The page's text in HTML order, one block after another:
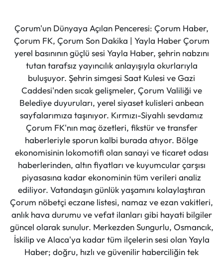
Çorum'un Dünyaya Açılan Penceresi: Çorum Haber,
Çorum FK, Çorum Son Dakika | Yayla Haber Çorum
yerel basınının güçlü sesi Yayla Haber, şehrin nabzını
tutan tarafsız yayıncılık anlayışıyla okurlarıyla
buluşuyor. Şehrin simgesi Saat Kulesi ve Gazi
Caddesi'nden sıcak gelişmeler, Çorum Valiliği ve
Belediye duyuruları, yerel siyaset kulisleri anbean
sayfalarımıza taşınıyor. Kırmızı-Siyahlı sevdamız
Çorum FK'nın maç özetleri, fikstür ve transfer
haberleriyle sporun kalbi burada atıyor. Bölge
ekonomisinin lokomotifi olan sanayi ve ticaret odası
haberlerinden, altın fiyatları ve kuyumcular çarşısı
piyasasına kadar ekonominin tüm verileri analiz
ediliyor. Vatandaşın günlük yaşamını kolaylaştıran
Çorum nöbetçi eczane listesi, namaz ve ezan vakitleri,
anlık hava durumu ve vefat ilanları gibi hayati bilgiler
güncel olarak sunulur. Merkezden Sungurlu, Osmancık,
İskilip ve Alaca'ya kadar tüm ilçelerin sesi olan Yayla
Haber; doğru, hızlı ve güvenilir haberciliğin tek